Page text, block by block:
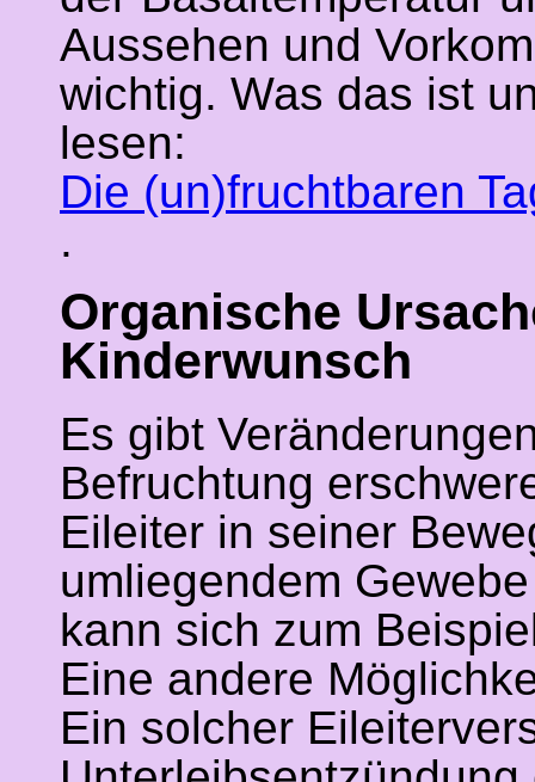
Aussehen und
wichtig. Was das ist
lesen:
Die (un)fruchtbaren
.
Organische
Kinderwunsch
Es gibt
Befruchtung
Eileiter in seiner
umliegendem
kann sich zum
Eine andere
Ein solcher